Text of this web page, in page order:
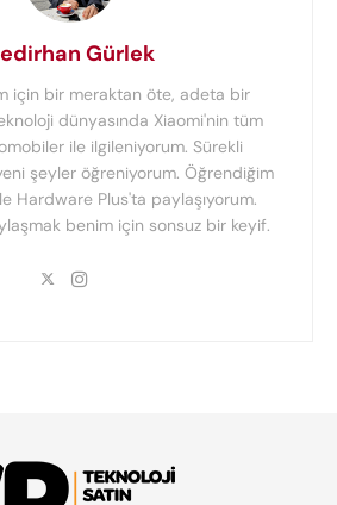
Gürlek
için bir meraktan öte, adeta bir
dünyasında Xiaomi'nin tüm
ile ilgileniyorum. Sürekli
şeyler öğreniyorum. Öğrendiğim
Hardware Plus'ta paylaşıyorum.
benim için sonsuz bir keyif.